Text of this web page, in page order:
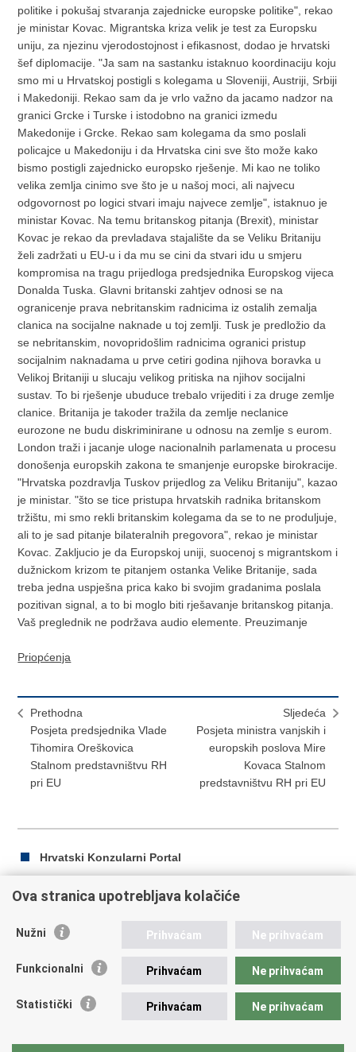
politike i pokušaj stvaranja zajednicke europske politike", rekao
je ministar Kovac. Migrantska kriza velik je test za Europsku
uniju, za njezinu vjerodostojnost i efikasnost, dodao je hrvatski
šef diplomacije. "Ja sam na sastanku istaknuo koordinaciju koju
smo mi u Hrvatskoj postigli s kolegama u Sloveniji, Austriji, Srbiji
i Makedoniji. Rekao sam da je vrlo važno da jacamo nadzor na
granici Grcke i Turske i istodobno na granici izmedu
Makedonije i Grcke. Rekao sam kolegama da smo poslali
policajce u Makedoniju i da Hrvatska cini sve što može kako
bismo postigli zajednicko europsko rješenje. Mi kao ne toliko
velika zemlja cinimo sve što je u našoj moci, ali najvecu
odgovornost po logici stvari imaju najvece zemlje", istaknuo je
ministar Kovac. Na temu britanskog pitanja (Brexit), ministar
Kovac je rekao da prevladava stajalište da se Veliku Britaniju
želi zadržati u EU-u i da mu se cini da stvari idu u smjeru
kompromisa na tragu prijedloga predsjednika Europskog vijeca
Donalda Tuska. Glavni britanski zahtjev odnosi se na
ogranicenje prava nebritanskim radnicima iz ostalih zemalja
clanica na socijalne naknade u toj zemlji. Tusk je predložio da
se nebritanskim, novopridošlim radnicima ogranici pristup
socijalnim naknadama u prve cetiri godina njihova boravka u
Velikoj Britaniji u slucaju velikog pritiska na njihov socijalni
sustav. To bi rješenje ubuduce trebalo vrijediti i za druge zemlje
clanice. Britanija je takoder tražila da zemlje neclanice
eurozone ne budu diskriminirane u odnosu na zemlje s eurom.
London traži i jacanje uloge nacionalnih parlamenata u procesu
donošenja europskih zakona te smanjenje europske birokracije.
"Hrvatska pozdravlja Tuskov prijedlog za Veliku Britaniju", kazao
je ministar. "što se tice pristupa hrvatskih radnika britanskom
tržištu, mi smo rekli britanskim kolegama da se to ne produljuje,
ali to je sad pitanje bilateralnih pregovora", rekao je ministar
Kovac. Zakljucio je da Europskoj uniji, suocenoj s migrantskom i
dužnickom krizom te pitanjem ostanka Velike Britanije, sada
treba jedna uspješna prica kako bi svojim gradanima poslala
pozitivan signal, a to bi moglo biti rješavanje britanskog pitanja.
Vaš preglednik ne podržava audio elemente. Preuzimanje
Priopćenja
Prethodna
Posjeta predsjednika Vlade
Tihomira Oreškovica
Stalnom predstavništvu RH
pri EU
Sljedeća
Posjeta ministra vanjskih i
europskih poslova Mire
Kovaca Stalnom
predstavništvu RH pri EU
Hrvatski Konzularni Portal
Ispiši
Podijeli
Facebooku
Twitteru
Republika Hrvatska
Trg N.Š. Zrinskog 7-8, 10000 Zagreb
fax: +385 (0)1 4551 795, +385 (0)1 4920 149
Ova stranica upotrebljava kolačiće
Nužni Prihvaćam Ne prihvaćam
Funkcionalni Prihvaćam Ne prihvaćam
Statistički Prihvaćam Ne prihvaćam